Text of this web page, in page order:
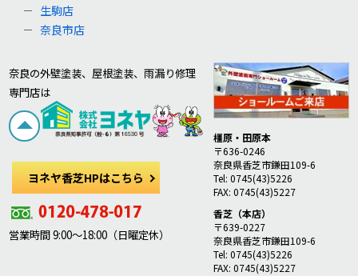
生駒店
奈良市店
奈良の外壁塗装、屋根塗装、雨漏り修理
専門店は
ヨネヤ香芝HPはこちら
営業時間 9:00～18:00（日曜定休）
橿原・田原本
〒636-0246
奈良県香芝市鎌田109-6
Tel: 0745(43)5226
FAX: 0745(43)5227
香芝（本店）
〒639-0227
奈良県香芝市鎌田109-6
Tel: 0745(43)5226
FAX: 0745(43)5227